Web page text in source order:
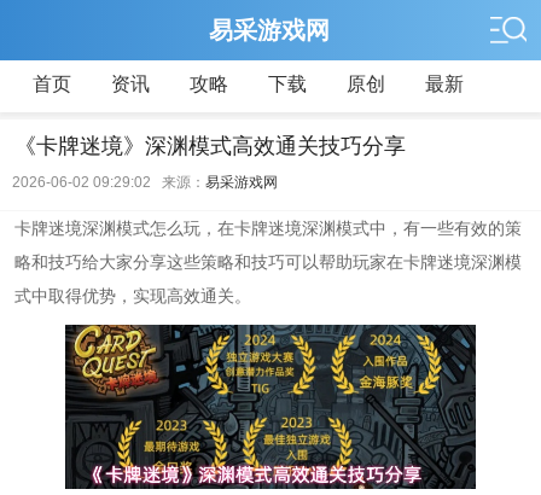
易采游戏网
首页 资讯 攻略 下载 原创 最新
《卡牌迷境》深渊模式高效通关技巧分享
2026-06-02 09:29:02 来源： 易采游戏网
卡牌迷境深渊模式怎么玩，在卡牌迷境深渊模式中，有一些有效的策
略和技巧给大家分享这些策略和技巧可以帮助玩家在卡牌迷境深渊模
式中取得优势，实现高效通关。